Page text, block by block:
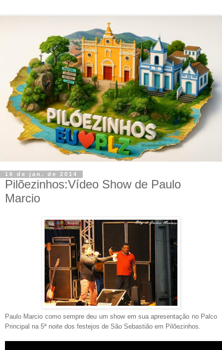
16 de jan. de 2014
Pilõezinhos:Vídeo Show de Paulo
Marcio
Paulo Marcio como sempre deu um show em sua apresentação no Palco
Principal na 5ª noite dos festejos de São Sebastião em Pilõezinhos.